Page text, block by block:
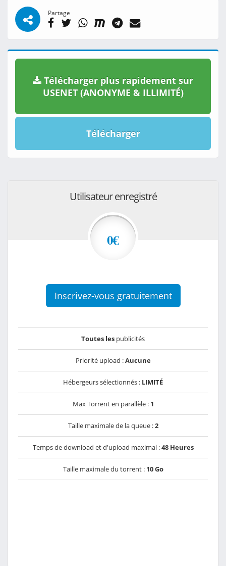
Partage
Télécharger plus rapidement sur
USENET (ANONYME & ILLIMITÉ)
Télécharger
Utilisateur enregistré
0€
Inscrivez-vous gratuitement
Toutes les publicités
Priorité upload :Aucune
Hébergeurs sélectionnés : LIMITÉ
Max Torrent en parallèle : 1
Taille maximale de la queue :2
Temps de download et d'upload maximal :48 Heures
Taille maximale du torrent : 10 Go